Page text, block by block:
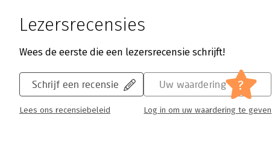
Lezersrecensies
Wees de eerste die een lezersrecensie schrijft!
Schrijf een recensie
Lees ons recensiebeleid
Uw waardering ?
Log in om uw waardering te geven